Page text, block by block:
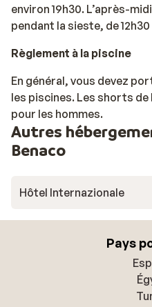
environ 19h30. L’après-
pendant la sieste, de 12h30
Règlement à la piscine
En général, vous devez
les piscines. Les shorts
pour les hommes.
Autres
Benaco
Hôtel Internazionale
Pays